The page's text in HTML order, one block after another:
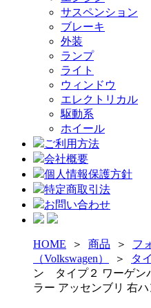
サスペンション
ブレーキ
外装
ランプ
ライト
ウィンドウ
エレクトリカル
駆動系
ホイール
ご利用方法
会社概要
個人情報保護方針
特定商取引法
お問い合わせ
HOME ＞ 商品 ＞ フ
（Volkswagen）
＞ タ
ン タイプ２ ワーゲ
ラー アッセンブリ 右